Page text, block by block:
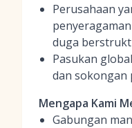
Perusahaan
duga
Pasukan
dan sokongan
Mengapa Kami
Gabungan